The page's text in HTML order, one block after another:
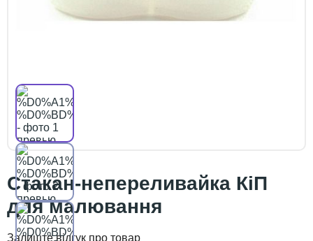
Стакан-непереливайка КіП
для малювання